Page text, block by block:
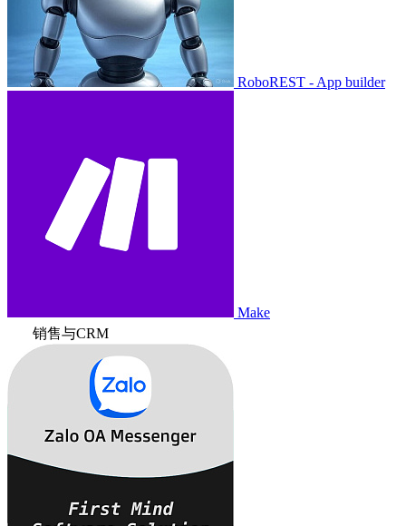
RoboREST - App builder
Make
销售与CRM